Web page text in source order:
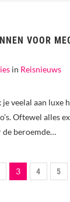
VOOR
in Reisnieuws
veelal aan luxe
Oftewel alles
de beroemde…
3 4 5